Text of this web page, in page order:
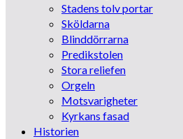
Stadens tolv portar
Sköldarna
Blinddörrarna
Predikstolen
Stora reliefen
Orgeln
Motsvarigheter
Kyrkans fasad
Historien